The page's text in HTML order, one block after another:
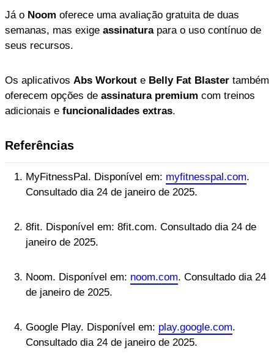
Já o Noom oferece uma avaliação gratuita de duas
semanas, mas exige assinaturapara o uso contínuo de
seus recursos.
Os aplicativos Abs Workout e Belly Fat Blaster também
oferecem opções de assinatura premium com treinos
adicionais e funcionalidades extras.
Referências
MyFitnessPal. Disponível em: myfitnesspal.com.
Consultado dia 24 de janeiro de 2025.
8fit. Disponível em: 8fit.com. Consultado dia 24 de
janeiro de 2025.
Noom. Disponível em: noom.com. Consultado dia 24
de janeiro de 2025.
Google Play. Disponível em: play.google.com.
Consultado dia 24 de janeiro de 2025.